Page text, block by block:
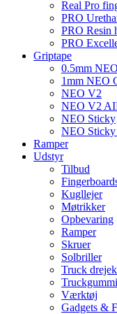
Real Pro
PRO
PRO Resin
PRO
Griptape
0.5mm
1mm NEO
NEO V2
NEO V2
NEO Sticky
NEO
Ramper
Udstyr
Tilbud
Kugllejer
Møtrikker
Opbevaring
Ramper
Skruer
Solbriller
Truck
Truckgummi
Værktøj
Gadgets &